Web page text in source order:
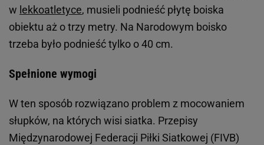
w lekkoatletyce, musieli podnieść płytę boiska
obiektu aż o trzy metry. Na Narodowym boisko
trzeba było podnieść tylko o 40 cm.
Spełnione wymogi
W ten sposób rozwiązano problem z mocowaniem
słupków, na których wisi siatka. Przepisy
Międzynarodowej Federacji Piłki Siatkowej (FIVB)